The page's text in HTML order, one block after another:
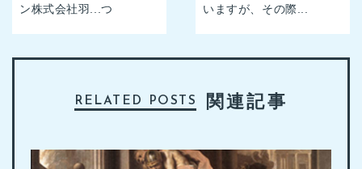
ン株式会社羽...つ
いますが、その際...
RELATED POSTS 関連記事